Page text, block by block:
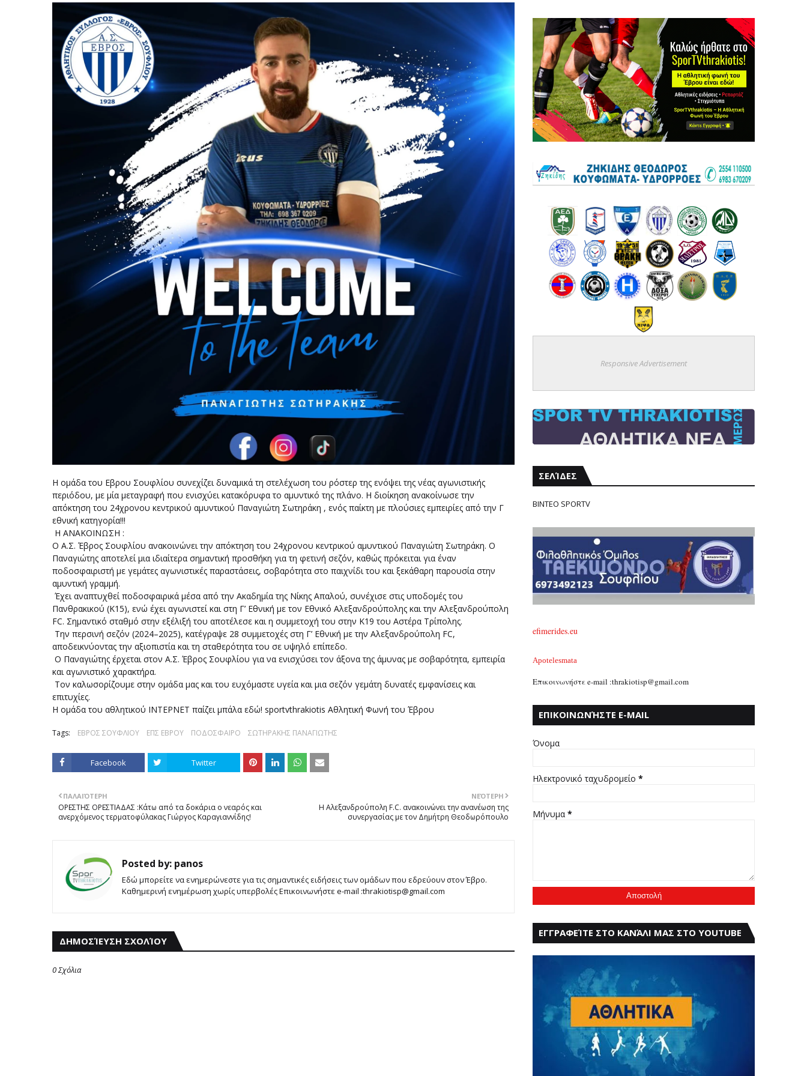
Η ομάδα του Εβρου Σουφλίου συνεχίζει δυναμικά τη στελέχωση του ρόστερ της ενόψει της νέας αγωνιστικής
περιόδου, με μία μεταγραφή που ενισχύει κατακόρυφα το αμυντικό της πλάνο. Η διοίκηση ανακοίνωσε την
απόκτηση του 24χρονου κεντρικού αμυντικού Παναγιώτη Σωτηράκη , ενός παίκτη με πλούσιες εμπειρίες από την Γ
εθνική κατηγορία!!!
Η ΑΝΑΚΟΙΝΩΣΗ :
Ο Α.Σ. Έβρος Σουφλίου ανακοινώνει την απόκτηση του 24χρονου κεντρικού αμυντικού Παναγιώτη Σωτηράκη. Ο
Παναγιώτης αποτελεί μια ιδιαίτερα σημαντική προσθήκη για τη φετινή σεζόν, καθώς πρόκειται για έναν
ποδοσφαιριστή με γεμάτες αγωνιστικές παραστάσεις, σοβαρότητα στο παιχνίδι του και ξεκάθαρη παρουσία στην
αμυντική γραμμή.
Έχει αναπτυχθεί ποδοσφαιρικά μέσα από την Ακαδημία της Νίκης Απαλού, συνέχισε στις υποδομές του
Πανθρακικού (Κ15), ενώ έχει αγωνιστεί και στη Γ’ Εθνική με τον Εθνικό Αλεξανδρούπολης και την Αλεξανδρούπολη
FC. Σημαντικό σταθμό στην εξέλιξή του αποτέλεσε και η συμμετοχή του στην Κ19 του Αστέρα Τρίπολης.
Την περσινή σεζόν (2024–2025), κατέγραψε 28 συμμετοχές στη Γ’ Εθνική με την Αλεξανδρούπολη FC,
αποδεικνύοντας την αξιοπιστία και τη σταθερότητα του σε υψηλό επίπεδο.
Ο Παναγιώτης έρχεται στον Α.Σ. Έβρος Σουφλίου για να ενισχύσει τον άξονα της άμυνας με σοβαρότητα, εμπειρία
και αγωνιστικό χαρακτήρα.
Τον καλωσορίζουμε στην ομάδα μας και του ευχόμαστε υγεία και μια σεζόν γεμάτη δυνατές εμφανίσεις και
επιτυχίες.
Η ομάδα του αθλητικού ΙΝΤΕΡΝΕΤ παίζει μπάλα εδώ! sportvthrakiotis Αθλητική Φωνή του Έβρου
Tags: ΕΒΡΟΣ ΣΟΥΦΛΙΟΥ ΕΠΣ ΕΒΡΟΥ ΠΟΔΟΣΦΑΙΡΟ ΣΩΤΗΡΑΚΗΣ ΠΑΝΑΓΙΩΤΗΣ
Facebook Twitter
ΝΕΌΤΕΡΗ
Η Αλεξανδρούπολη F.C. ανακοινώνει την ανανέωση της
συνεργασίας με τον Δημήτρη Θεοδωρόπουλο
ΠΑΛΑΙΌΤΕΡΗ
ΟΡΕΣΤΗΣ ΟΡΕΣΤΙΑΔΑΣ :Κάτω από τα δοκάρια ο νεαρός και
ανερχόμενος τερματοφύλακας Γιώργος Καραγιαννίδης!
Posted by: panos
Εδώ μπορείτε να ενημερώνεστε για τις σημαντικές ειδήσεις των ομάδων που εδρεύουν στον Έβρο.
Καθημερινή ενημέρωση χωρίς υπερβολές Επικοινωνήστε e-mail :thrakiotisp@gmail.com
ΔΗΜΟΣΊΕΥΣΗ ΣΧΟΛΊΟΥ
0 Σχόλια
Responsive Advertisement
ΣΕΛΊΔΕΣ
ΒΙΝΤΕΟ SPORTV
efimerides.eu
Apotelesmata
Επικοινωνήστε e-mail :thrakiotisp@gmail.com
ΕΠΙΚΟΙΝΩΝΉΣΤΕ E-MAIL
Όνομα
Ηλεκτρονικό ταχυδρομείο *
Μήνυμα *
ΕΓΓΡΑΦΕΊΤΕ ΣΤΟ ΚΑΝΆΛΙ ΜΑΣ ΣΤΟ YOUTUBE